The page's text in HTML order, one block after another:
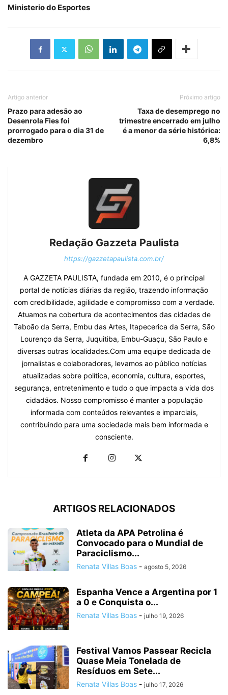
Ministerio do Esportes
Artigo anterior
Prazo para adesão ao
Desenrola Fies foi
prorrogado para o dia 31 de
dezembro
Próximo artigo
Taxa de desemprego no
trimestre encerrado em julho
é a menor da série histórica:
6,8%
Redação Gazzeta Paulista
https://gazzetapaulista.com.br/
A GAZZETA PAULISTA, fundada em 2010, é o principal
portal de notícias diárias da região, trazendo informação
com credibilidade, agilidade e compromisso com a verdade.
Atuamos na cobertura de acontecimentos das cidades de
Taboão da Serra, Embu das Artes, Itapecerica da Serra, São
Lourenço da Serra, Juquitiba, Embu-Guaçu, São Paulo e
diversas outras localidades.Com uma equipe dedicada de
jornalistas e colaboradores, levamos ao público notícias
atualizadas sobre política, economia, cultura, esportes,
segurança, entretenimento e tudo o que impacta a vida dos
cidadãos. Nosso compromisso é manter a população
informada com conteúdos relevantes e imparciais,
contribuindo para uma sociedade mais bem informada e
consciente.
ARTIGOS RELACIONADOS
Atleta da APA Petrolina é
Convocado para o Mundial de
Paraciclismo...
Renata Villas Boas - agosto 5, 2026
Espanha Vence a Argentina por 1
a 0 e Conquista o...
Renata Villas Boas - julho 19, 2026
Festival Vamos Passear Recicla
Quase Meia Tonelada de
Resíduos em Sete...
Renata Villas Boas - julho 17, 2026